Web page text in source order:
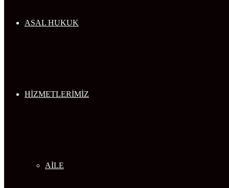
ASAL HUKUK
HİZMETLERİMİZ
AİLE